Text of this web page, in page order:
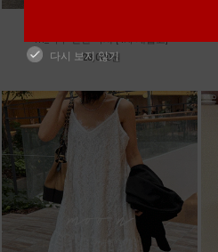
m_마무 린넨 나시 [4차 재입고]
28,000원
다시 보지 않기